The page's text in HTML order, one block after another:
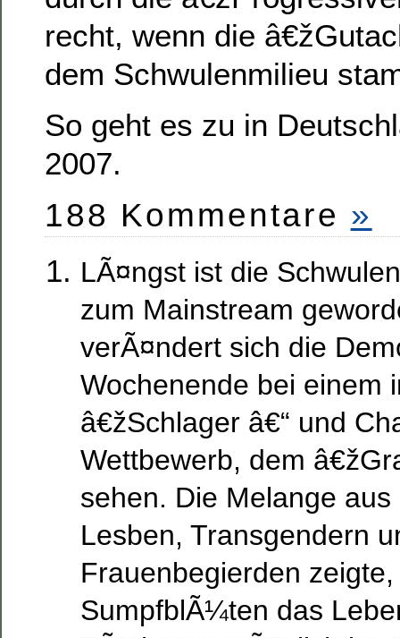
recht, wenn die
dem Schwulenmilieu
So geht es zu in
2007.
188 Kommentare »
LÃ¤ngst ist die
zum Mainstream
verÃ¤ndert sich die
Wochenende bei einem
â€žSchlager â€“ und
Wettbewerb, dem
sehen. Die Melange
Lesben, Transgendern
Frauenbegierden
SumpfblÃ¼ten das